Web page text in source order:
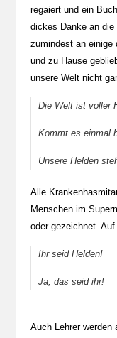
regaiert und ein
dickes Danke an
zumindest an einige
und zu Hause
unsere Welt nicht
Die Welt ist voller
Kommt es einmal
Unsere Helden
Alle
Menschen im
oder gezeichnet.
Ihr seid Helden!
Ja, das seid ihr!
Auch Lehrer werden